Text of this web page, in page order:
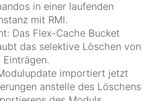
in einer laufenden
mit RMI.
Das Flex-Cache Bucket
das selektive Löschen von
importiert jetzt
anstelle des Löschens